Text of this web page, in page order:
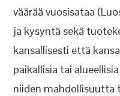
väärää vuosisataa
ja kysyntä sekä
kansallisesti että
paikallisia tai
niiden mahdollisuutta